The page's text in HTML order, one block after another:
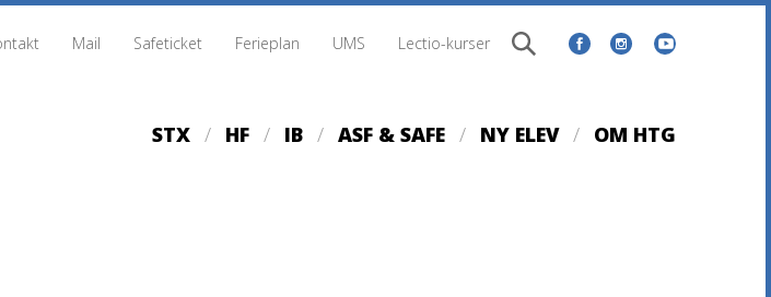
Mail Safeticket Ferieplan UMS Lectio-kurser
STX HF IB ASF & SAFE NY ELEV OM HTG